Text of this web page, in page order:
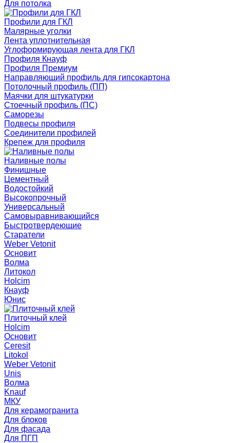
Для потолка
Профили для ГКЛ
Малярные уголки
Лента уплотнительная
Углоформирующая лента для ГКЛ
Профиля Кнауф
Профиля Премиум
Направляющий профиль для гипсокартона
Потолочный профиль (ПП)
Маячки для штукатурки
Стоечный профиль (ПС)
Саморезы
Подвесы профиля
Соединители профилей
Крепеж для профиля
Наливные полы
Финишные
Цементный
Водостойкий
Высокопрочный
Универсальный
Самовыравнивающийся
Быстротвердеющие
Старатели
Weber Vetonit
Основит
Волма
Литокол
Holcim
Кнауф
Юнис
Плиточный клей
Holcim
Основит
Ceresit
Litokol
Weber Vetonit
Unis
Волма
Knauf
МКУ
Для керамогранита
Для блоков
Для фасада
Для ПГП